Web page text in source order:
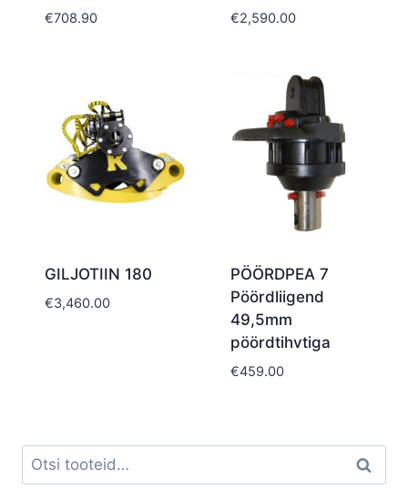
€708.90 €2,590.00
GILJOTIIN 180
€3,460.00
PÖÖRDPEA 7
Pöördliigend
49,5mm
pöördtihvtiga
€459.00
Otsi: Otsi